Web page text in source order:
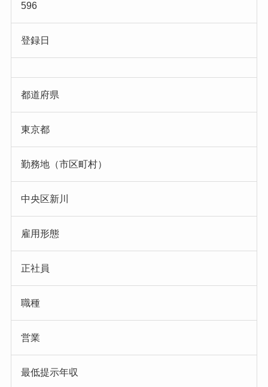
596
登録日
都道府県
東京都
勤務地（市区町村）
中央区新川
雇用形態
正社員
職種
営業
最低提示年収